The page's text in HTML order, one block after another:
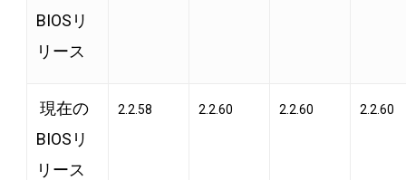
BIOSリ
リース
現在の
BIOSリ
リース
2.2.58 2.2.60 2.2.60 2.2.60